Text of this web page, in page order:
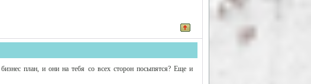
план, и они на тебя со всех сторон посыпятся? Еще и